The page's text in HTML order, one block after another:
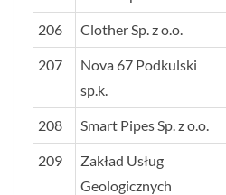
206 Clother Sp. z o.o.
207
Nova 67 Podkulski
sp.k.
208 Smart Pipes Sp. z o.o.
209
Zakład Usług
Geologicznych